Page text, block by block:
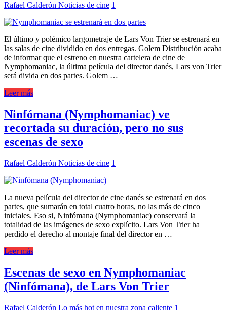
Rafael Calderón Noticias de cine 1
El último y polémico largometraje de Lars Von Trier se estrenará en
las salas de cine dividido en dos entregas. Golem Distribución acaba
de informar que el estreno en nuestra cartelera de cine de
Nymphomaniac, la última película del director danés, Lars von Trier
será divida en dos partes. Golem …
Leer más
Ninfómana (Nymphomaniac) ve
recortada su duración, pero no sus
escenas de sexo
Rafael Calderón Noticias de cine 1
La nueva película del director de cine danés se estrenará en dos
partes, que sumarán en total cuatro horas, no las más de cinco
iniciales. Eso si, Ninfómana (Nymphomaniac) conservará la
totalidad de las imágenes de sexo explícito. Lars Von Trier ha
perdido el derecho al montaje final del director en …
Leer más
Escenas de sexo en Nymphomaniac
(Ninfómana), de Lars Von Trier
Rafael Calderón Lo más hot en nuestra zona caliente 1